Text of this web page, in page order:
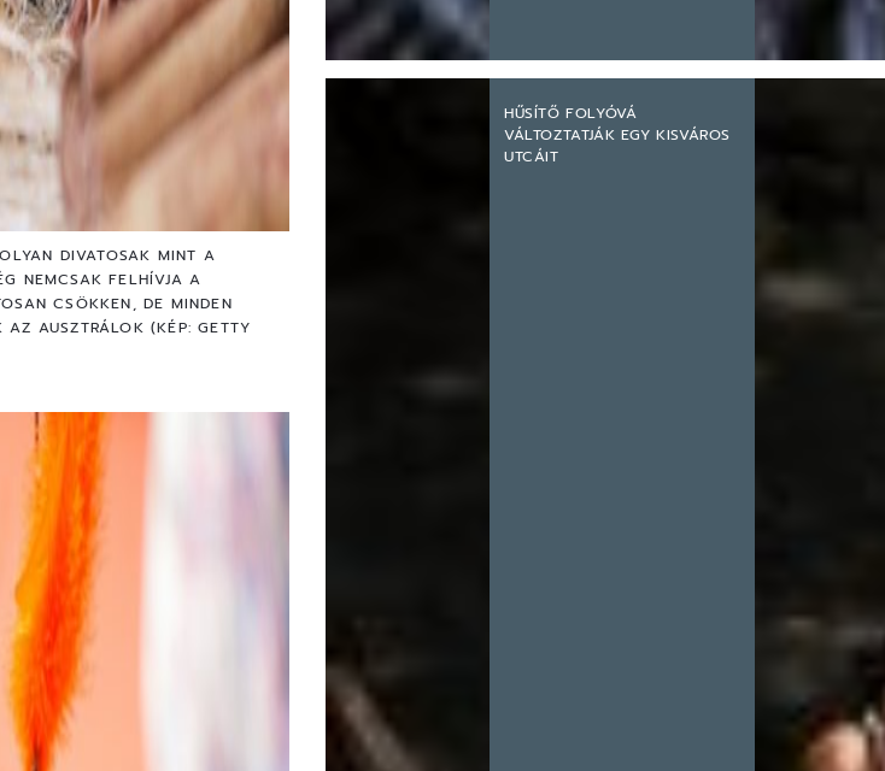
DIVATOSAK MINT A
NEMCSAK FELHÍVJA A
CSÖKKEN, DE MINDEN
AZ AUSZTRÁLOK (KÉP: GETTY
HŰSÍTŐ FOLYÓVÁ
VÁLTOZTATJÁK EGY KISVÁROS
UTCÁIT